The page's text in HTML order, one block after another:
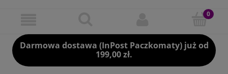
Darmowa dostawa (InPost Paczkomaty) już od
199,00 zł.